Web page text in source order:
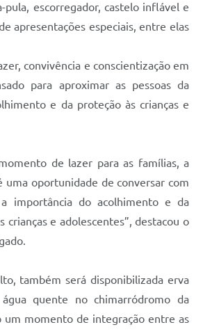
pula, escorregador, castelo inflável e
apresentações especiais, entre elas
convivência e conscientização em
para aproximar as pessoas da
e da proteção às crianças e
de lazer para as famílias, a
uma oportunidade de conversar com
importância do acolhimento e da
crianças e adolescentes”, destacou o
também será disponibilizada erva
quente no chimarródromo da
um momento de integração entre as